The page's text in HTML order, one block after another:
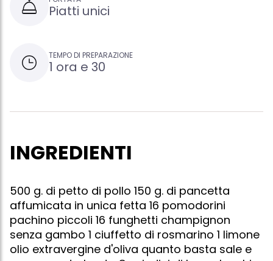
Piatti unici
TEMPO DI PREPARAZIONE
1 ora e 30
INGREDIENTI
500 g. di petto di pollo 150 g. di pancetta
affumicata in unica fetta 16 pomodorini
pachino piccoli 16 funghetti champignon
senza gambo 1 ciuffetto di rosmarino 1 limone
olio extravergine d'oliva quanto basta sale e